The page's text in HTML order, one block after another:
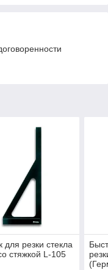
для резки стекла
стяжкой L-105